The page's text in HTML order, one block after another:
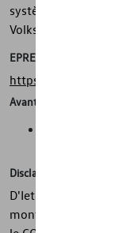
système de
Volkswagen d'origine
EPREL
https://
Avantages
Disclaimer
D'Ieteren
montage sur le